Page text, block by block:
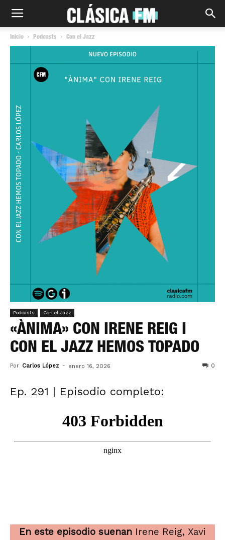
Inicio Podcasts Con el Jazz
Podcasts Con el Jazz
«ÀNIMA» CON IRENE REIG I
CON EL JAZZ HEMOS TOPADO
Por Carlos López - enero 16, 2026 0
Ep. 291 | Episodio completo:
En este episodio suenan Irene Reig, Xavi